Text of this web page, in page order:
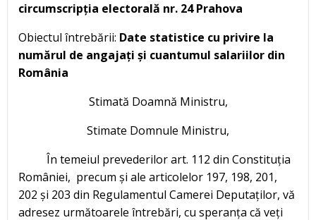
circumscripția electorală nr. 24 Prahova
Obiectul întrebării: Date statistice cu privire la
numărul de angajați și cuantumul salariilor din
România
Stimată Doamnă Ministru,
Stimate Domnule Ministru,
În temeiul prevederilor art. 112 din Constituția
României, precum și ale articolelor 197, 198, 201,
202 și 203 din Regulamentul Camerei Deputaților, vă
adresez următoarele întrebări, cu speranța că veți